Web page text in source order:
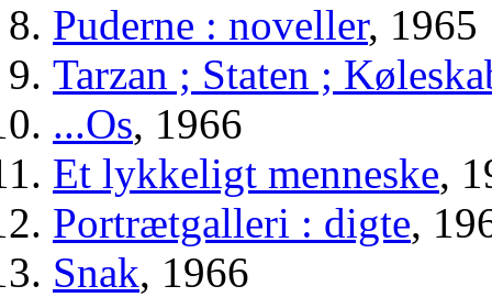
Puderne : noveller, 1965
Tarzan ; Staten ;
...Os, 1966
Et lykkeligt menneske,
Portrætgalleri : digte,
Snak, 1966